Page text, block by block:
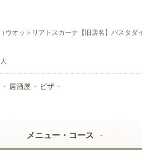
（ウオットリアトスカーナ【旧店名】パスタダ
人
居酒屋 ピザ
メニュー・コース